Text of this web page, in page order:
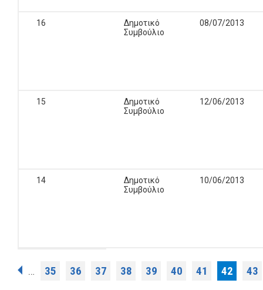
16
Δημοτικό
Συμβούλιο
08/07/2013
15
Δημοτικό
Συμβούλιο
12/06/2013
14
Δημοτικό
Συμβούλιο
10/06/2013
Σελίδες
… 35 36 37 38 39 40 41 42 43